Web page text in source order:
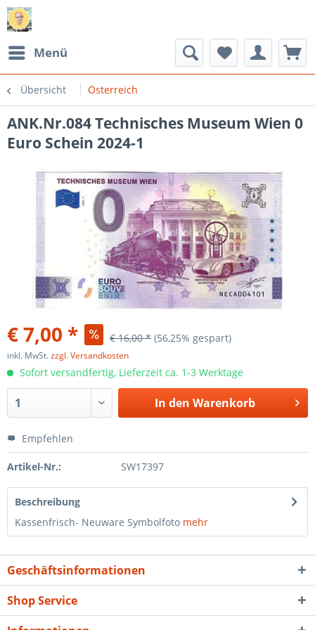
Menü
Übersicht Österreich
ANK.Nr.084 Technisches Museum Wien 0
Euro Schein 2024-1
€ 7,00 * € 16,00 * (56,25% gespart)
inkl. MwSt.zzgl. Versandkosten
Sofort versandfertig, Lieferzeit ca. 1-3 Werktage
In den Warenkorb
Empfehlen
Artikel-Nr.: SW17397
Beschreibung
Kassenfrisch- Neuware Symbolfoto mehr
Geschäftsinformationen
Shop Service